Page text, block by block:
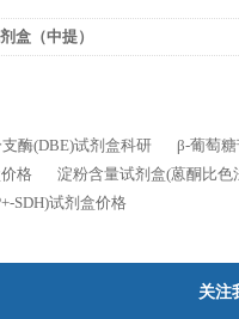
盒（中提）
酶(DBE)试剂盒科研
β-葡萄
格 淀粉含量试剂盒(蒽酮比色
SDH)试剂盒价格
关注